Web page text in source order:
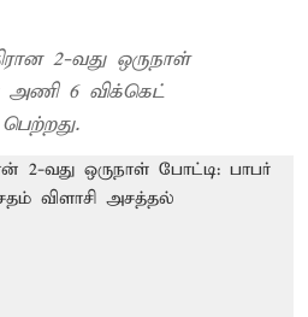
2-வது ஒருநாள்
அணி 6 விக்கெட்